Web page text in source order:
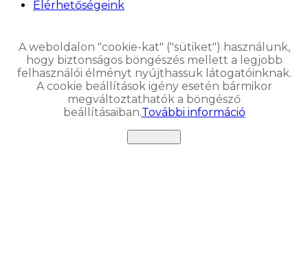
Elérhetőségeink
A weboldalon "cookie-kat" ("sütiket") használunk,
hogy biztonságos böngészés mellett a legjobb
felhasználói élményt nyújthassuk látogatóinknak.
A cookie beállítások igény esetén bármikor
megváltoztathatók a böngésző
beállításaiban.További információ